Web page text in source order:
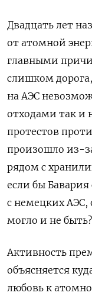
Двадцать лет
от атомной
главными
слишком
на АЭС
отходами так и
протестов
произошло из-
рядом с
если бы
с немецких АЭС,
могло и не быть?
Активность
объясняется
любовь к